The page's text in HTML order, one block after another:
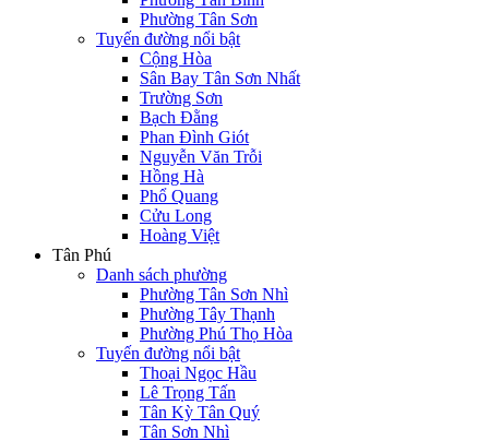
Phường Tân Sơn
Tuyến đường nổi bật
Cộng Hòa
Sân Bay Tân Sơn Nhất
Trường Sơn
Bạch Đằng
Phan Đình Giót
Nguyễn Văn Trỗi
Hồng Hà
Phổ Quang
Cửu Long
Hoàng Việt
Tân Phú
Danh sách phường
Phường Tân Sơn Nhì
Phường Tây Thạnh
Phường Phú Thọ Hòa
Tuyến đường nổi bật
Thoại Ngọc Hầu
Lê Trọng Tấn
Tân Kỳ Tân Quý
Tân Sơn Nhì